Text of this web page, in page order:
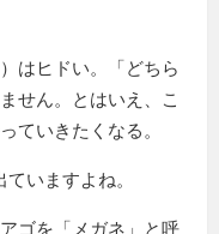
はヒドい。「どちら
せん。とはいえ、こ
ていきたくなる。
いますよね。
ゴを「メガネ」と呼